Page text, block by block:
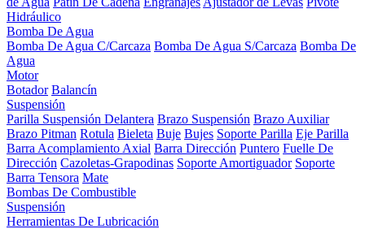
Hidráulico
Bomba De Agua
Bomba De Agua C/Carcaza Bomba De Agua S/Carcaza Bomba De
Agua
Motor
Botador Balancín
Suspensión
Parilla Suspensión Delantera Brazo Suspensión Brazo Auxiliar
Brazo Pitman Rotula Bieleta Buje Bujes Soporte Parilla Eje Parilla
Barra Acomplamiento Axial Barra Dirección Puntero Fuelle De
Dirección Cazoletas-Grapodinas Soporte Amortiguador Soporte
Barra Tensora Mate
Bombas De Combustible
Suspensión
Herramientas De Lubricación